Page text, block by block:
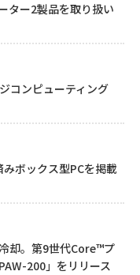
ター2製品を取り扱い
コンピューティング
ボックス型PCを掲載
却。第9世代Core™プ
200」をリリース